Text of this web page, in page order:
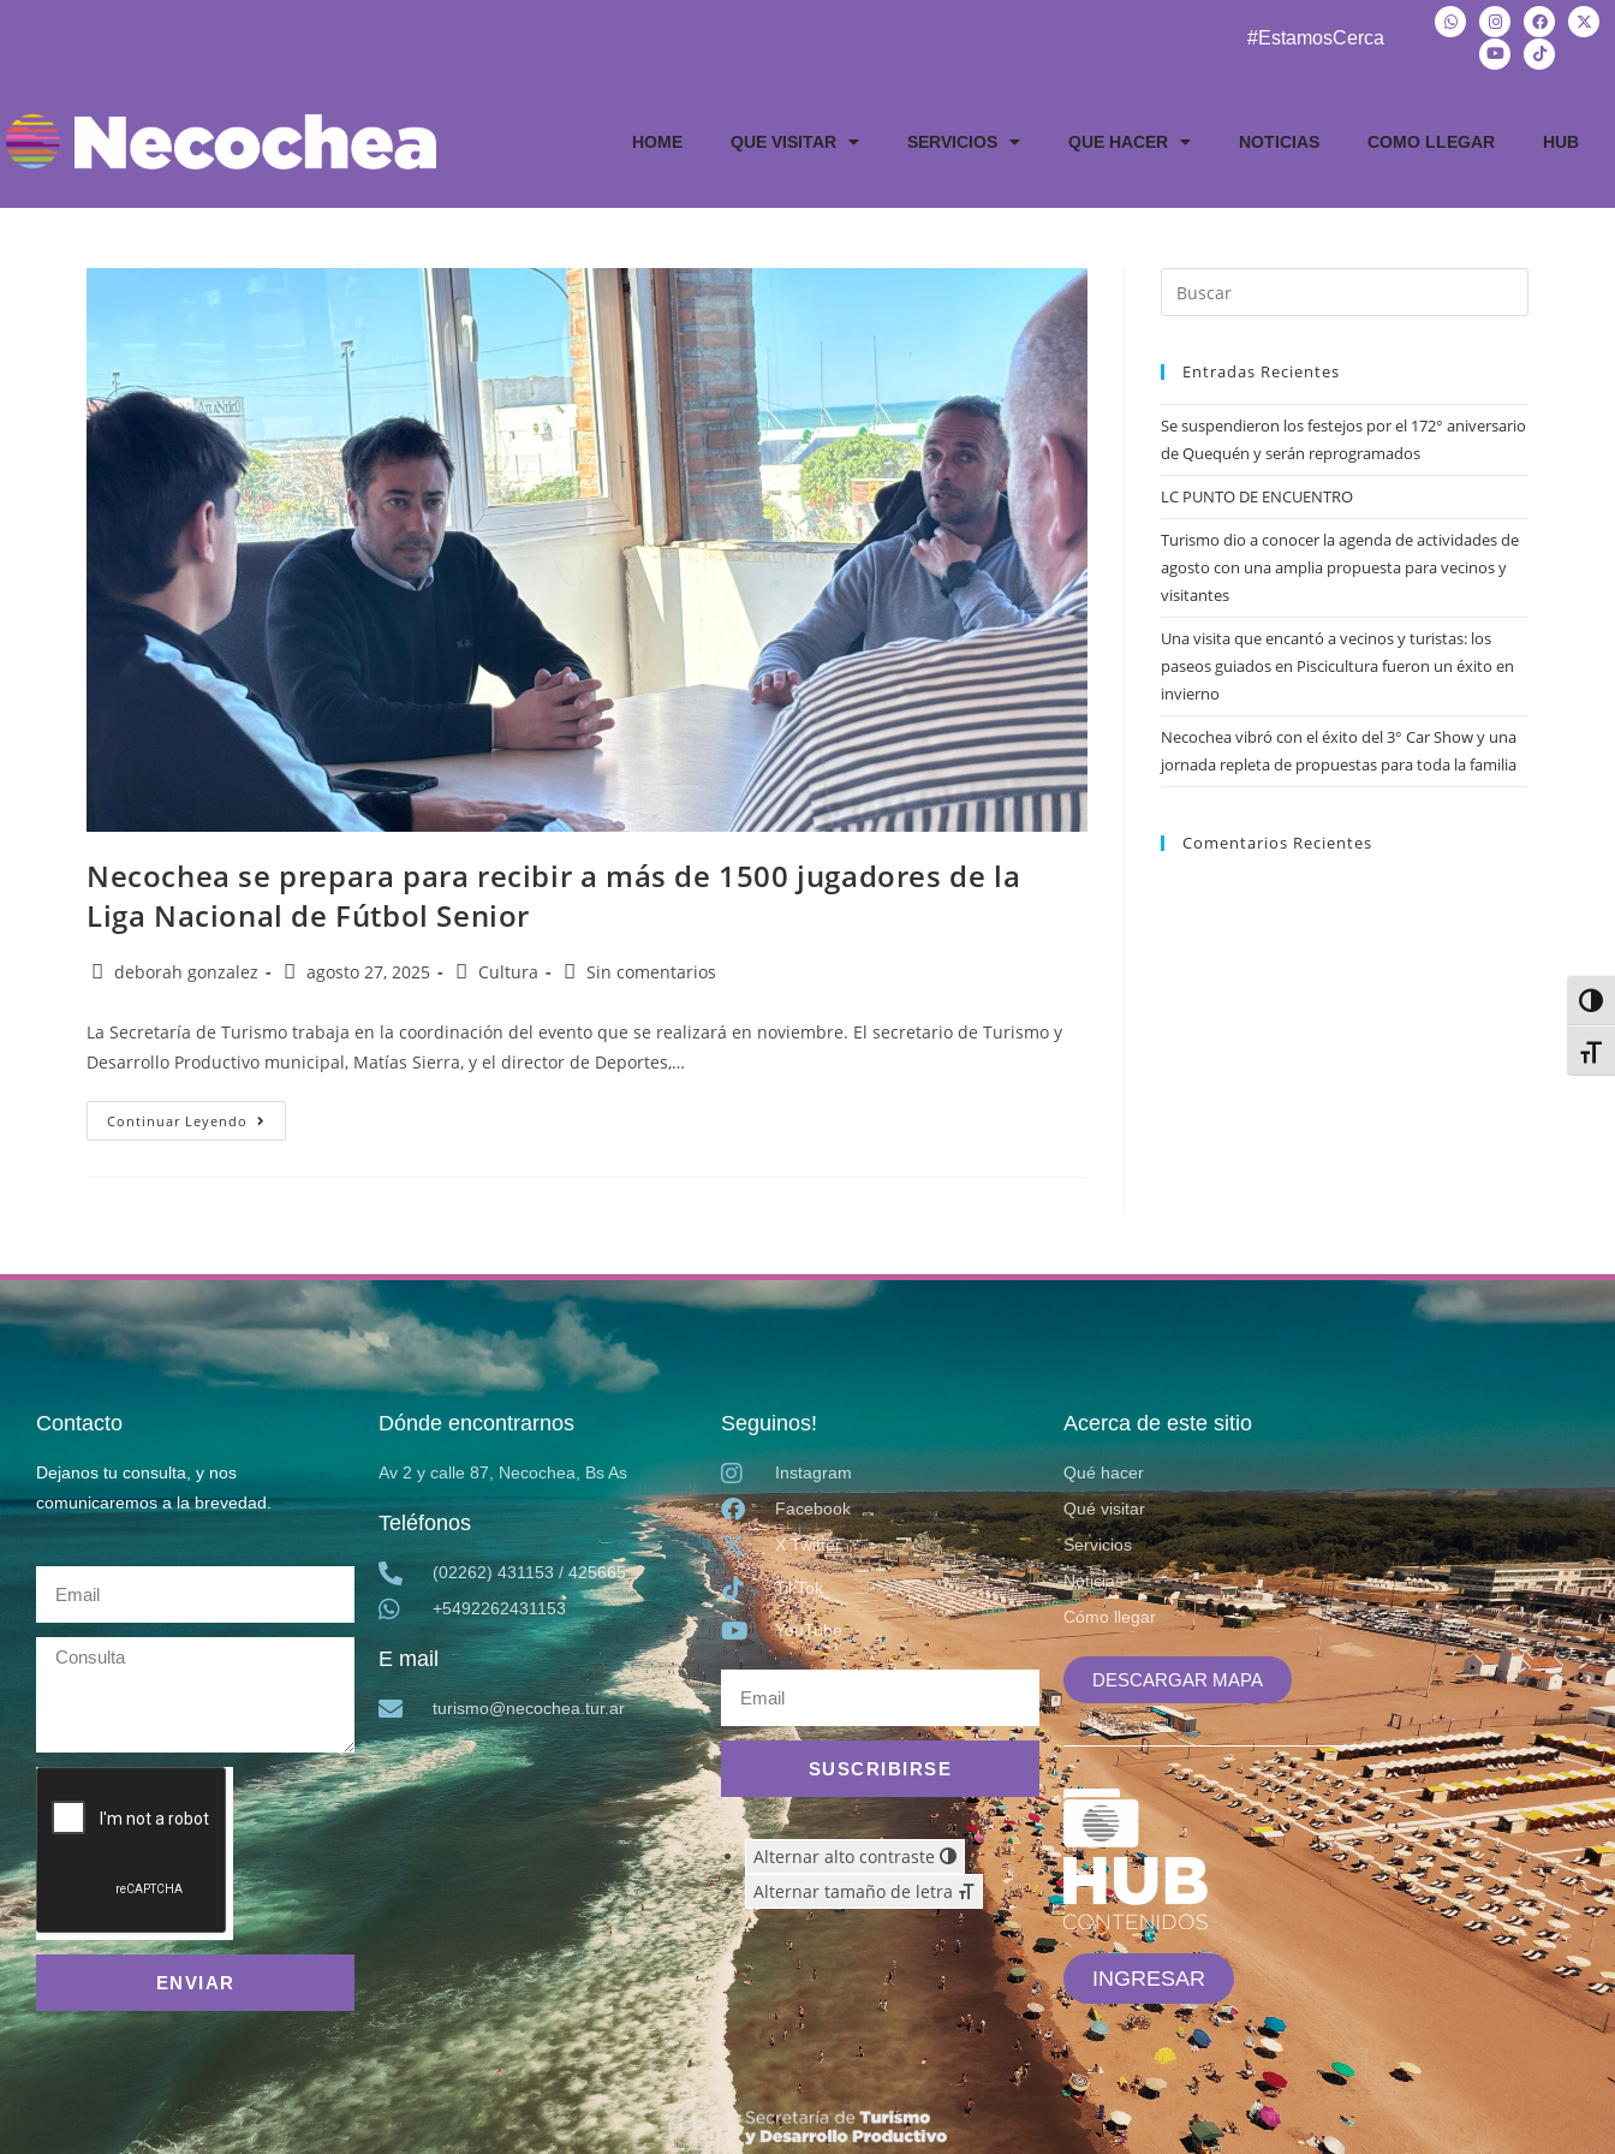
#EstamosCerca
HOME QUE VISITAR SERVICIOS QUE HACER NOTICIAS COMO LLEGAR HUB
Necochea se prepara para recibir a más de 1500 jugadores de la
Liga Nacional de Fútbol Senior
deborah gonzalez agosto 27, 2025 Cultura Sin comentarios
La Secretaría de Turismo trabaja en la coordinación del evento que se realizará en noviembre. El secretario de Turismo y
Desarrollo Productivo municipal, Matías Sierra, y el director de Deportes,…
Continuar Leyendo
Entradas Recientes
Se suspendieron los festejos por el 172° aniversario
de Quequén y serán reprogramados
LC PUNTO DE ENCUENTRO
Turismo dio a conocer la agenda de actividades de
agosto con una amplia propuesta para vecinos y
visitantes
Una visita que encantó a vecinos y turistas: los
paseos guiados en Piscicultura fueron un éxito en
invierno
Necochea vibró con el éxito del 3° Car Show y una
jornada repleta de propuestas para toda la familia
Comentarios Recientes
Contacto
Dejanos tu consulta, y nos
comunicaremos a la brevedad.
ENVIAR
Dónde encontrarnos
Av 2 y calle 87, Necochea, Bs As
Teléfonos
(02262) 431153 / 425665
+5492262431153
E mail
turismo@necochea.tur.ar
Seguinos!
Instagram
Facebook
X Twitter
TikTok
YouTube
SUSCRIBIRSE
Alternar alto contraste
Alternar tamaño de letra
Acerca de este sitio
Qué hacer
Qué visitar
Servicios
Noticias
Cómo llegar
DESCARGAR MAPA
INGRESAR